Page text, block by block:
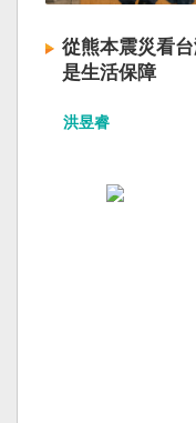
從熊本震災看
是生活保障
洪昱睿